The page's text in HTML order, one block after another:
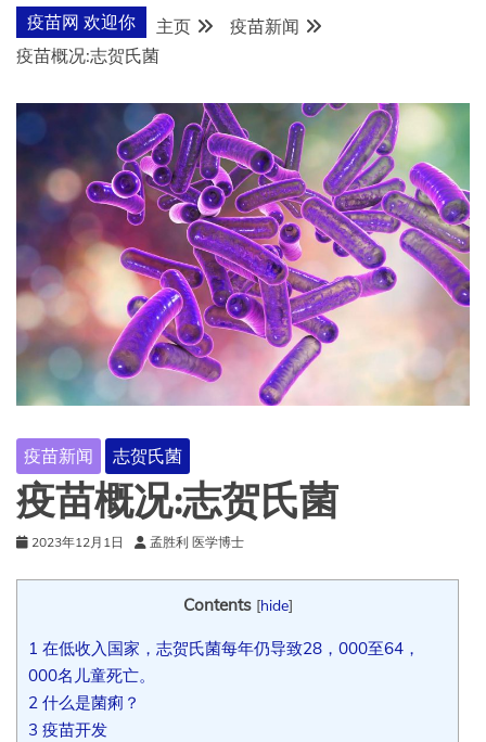
疫苗网 欢迎你 主页
疫苗新闻
疫苗概况:志贺氏菌
疫苗新闻 志贺氏菌
疫苗概况:志贺氏菌
2023年12月1日 孟胜利 医学博士
Contents [hide]
1 在低收入国家，志贺氏菌每年仍导致28，000至64，
000名儿童死亡。
2 什么是菌痢？
3 疫苗开发